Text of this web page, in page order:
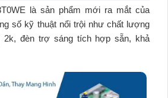
là sản phẩm mới ra mắt của
số kỹ thuật nổi trội như chất lượng
2k, đèn trợ sáng tích hợp sẵn, khả